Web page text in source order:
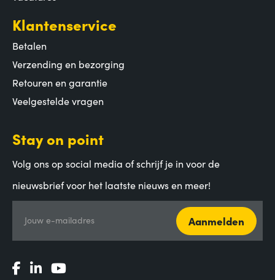
Klantenservice
Betalen
Verzending en bezorging
Retouren en garantie
Veelgestelde vragen
Stay on point
Volg ons op social media of schrijf je in voor de
nieuwsbrief voor het laatste nieuws en meer!
Jouw e-mailadres Aanmelden